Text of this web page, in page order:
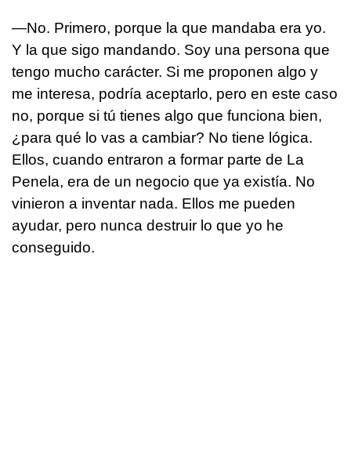
—No. Primero, porque la que mandaba era yo.
Y la que sigo mandando. Soy una persona que
tengo mucho carácter. Si me proponen algo y
me interesa, podría aceptarlo, pero en este caso
no, porque si tú tienes algo que funciona bien,
¿para qué lo vas a cambiar? No tiene lógica.
Ellos, cuando entraron a formar parte de La
Penela, era de un negocio que ya existía. No
vinieron a inventar nada. Ellos me pueden
ayudar, pero nunca destruir lo que yo he
conseguido.